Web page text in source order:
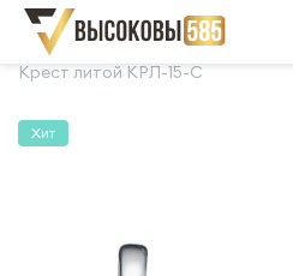
Главная Склад готовой
Крест литой КРЛ-15-С
Хит